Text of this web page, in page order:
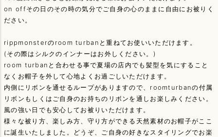
on offその日のその時の気分でご自身の心のままに自由にお被りく
ださい。
rippmonsterのroom turbanと重ねてお使いいただけます。
(その際はシルクのインナーはお外しください。)
room turbanと合わせる事で夏場の店内でも髪型を気にすること
なくお帽子を外して心地よくお過ごしいただけます。
内側にリボンを通せるループがありますので、roomturbanの付属
リボンもしくはご自身のお持ちのリボンを通しお楽しみください。
風の強い日でも安心してお被りいただけます。
様々な被り方、楽しみ方、守り方ができる天然素材のお帽子がここ
に誕生いたしました。どうぞ、ご自身の好きなスタイリングでお楽